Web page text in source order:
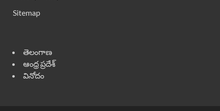
Sitemap
తెలంగాణ
ఆంధ్ర ప్రదేశ్
వినోదం